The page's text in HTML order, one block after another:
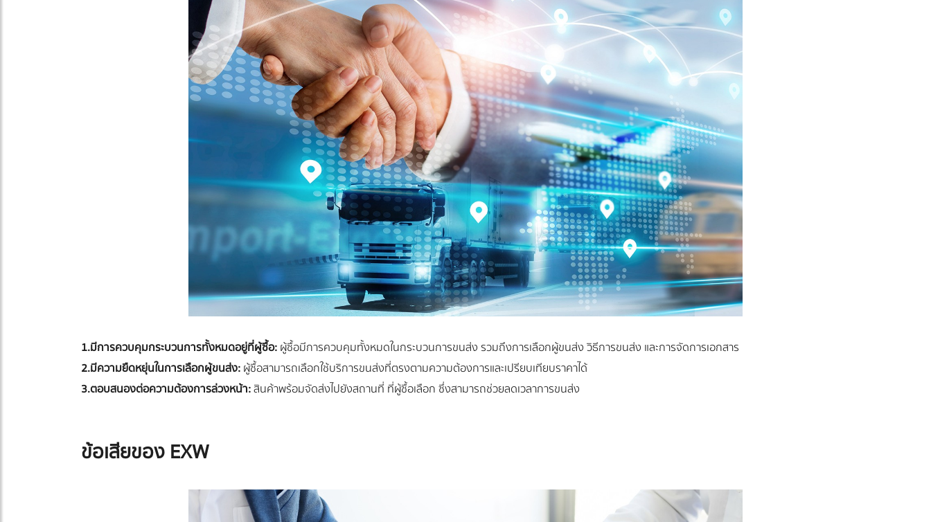
1.มีการควบคุมกระบวนการทั้งหมดอยู่ที่ผู้ซื้อ:ผู้ซื้อมีการควบคุมทั้งหมดในกระบวนการขนส่ง รวมถึงการเลือกผู้ขนส่ง วิธีการขนส่ง และการจัดการเอกสาร
2.มีความยืดหยุ่นในการเลือกผู้ขนส่ง:ผู้ซื้อสามารถเลือกใช้บริการขนส่งที่ตรงตามความต้องการและเปรียบเทียบราคาได้
3.ตอบสนองต่อความต้องการล่วงหน้า:สินค้าพร้อมจัดส่งไปยังสถานที่ ที่ผู้ซื้อเลือก ซึ่งสามารถช่วยลดเวลาการขนส่ง
ข้อเสียของ EXW